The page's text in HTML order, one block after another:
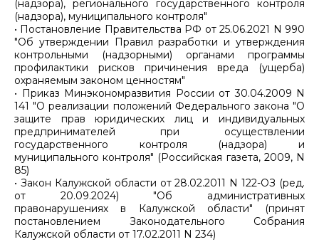
(надзора), регионального государственного контроля
(надзора), муниципального контроля"
• Постановление Правительства РФ от 25.06.2021 N 990
"Об утверждении Правил разработки и утверждения
контрольными (надзорными) органами программы
профилактики рисков причинения вреда (ущерба)
охраняемым законом ценностям"
• Приказ Минэкономразвития России от 30.04.2009 N
141 "О реализации положений Федерального закона "О
защите прав юридических лиц и индивидуальных
предпринимателей при осуществлении
государственного контроля (надзора) и
муниципального контроля" (Российская газета, 2009, N
85)
• Закон Калужской области от 28.02.2011 N 122-ОЗ (ред.
от 20.09.2024) "Об административных
правонарушениях в Калужской области" (принят
постановлением Законодательного Собрания
Калужской области от 17.02.2011 N 234)